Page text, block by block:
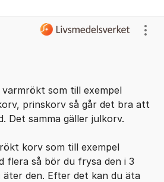
som till exempel
prinskorv så går det bra att
Det samma gäller julkorv.
korv som till exempel
flera så bör du frysa den i 3
äter den. Efter det kan du äta